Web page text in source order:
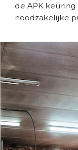
de APK
noodzakelijke